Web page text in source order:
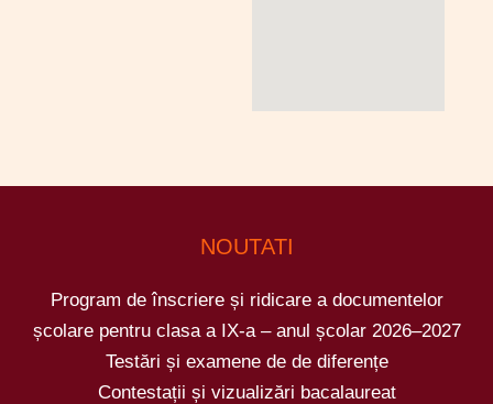
NOUTATI
Program de înscriere și ridicare a documentelor
școlare pentru clasa a IX-a – anul școlar 2026–2027
Testări și examene de de diferențe
Contestații și vizualizări bacalaureat